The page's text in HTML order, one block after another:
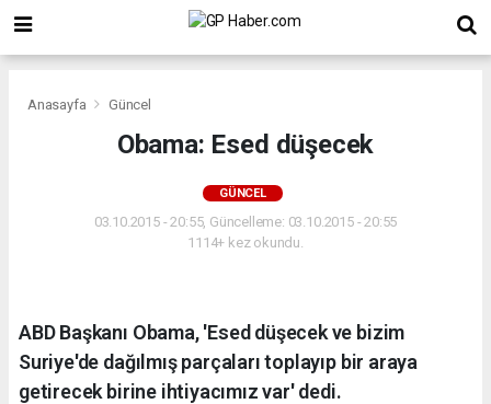
Anasayfa Güncel
Obama: Esed düşecek
GÜNCEL
03.10.2015 - 20:55, Güncelleme: 03.10.2015 - 20:55
1114+ kez okundu.
ABD Başkanı Obama, 'Esed düşecek ve bizim
Suriye'de dağılmış parçaları toplayıp bir araya
getirecek birine ihtiyacımız var' dedi.